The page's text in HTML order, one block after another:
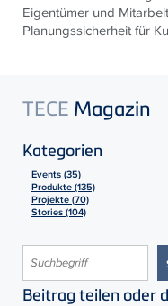
Eigentümer und
Planungssicherheit für
TECE Magazin
Kategorien
Events (35)
Produkte (135)
Projekte (70)
Stories (104)
Beitrag teilen oder